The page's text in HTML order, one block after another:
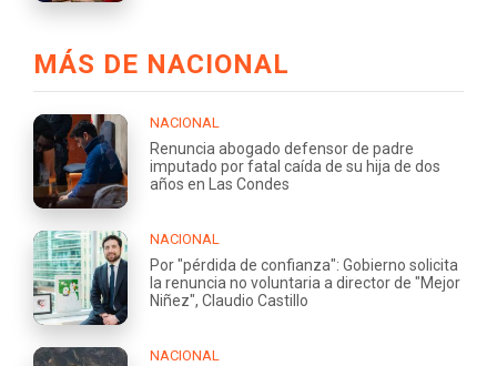
MÁS DE NACIONAL
NACIONAL
Renuncia abogado defensor de padre
imputado por fatal caída de su hija de dos
años en Las Condes
NACIONAL
Por "pérdida de confianza": Gobierno solicita
la renuncia no voluntaria a director de "Mejor
Niñez", Claudio Castillo
NACIONAL